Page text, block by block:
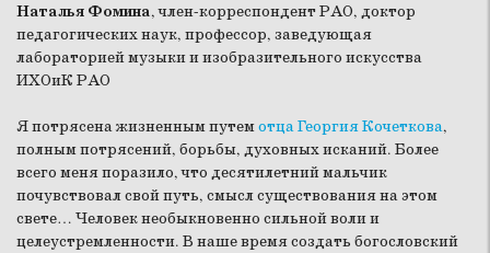
Наталья Фомина, член-корреспондент РАО, доктор
педагогических наук, профессор, заведующая
лабораторией музыки и изобразительного искусства
ИХОиК РАО
Я потрясена жизненным путемотца Георгия Кочеткова,
полным потрясений, борьбы, духовных исканий. Более
всего меня поразило, что десятилетний мальчик
почувствовал свой путь, смысл существования на этом
свете… Человек необыкновенно сильной воли и
целеустремленности. В наше время создать богословский